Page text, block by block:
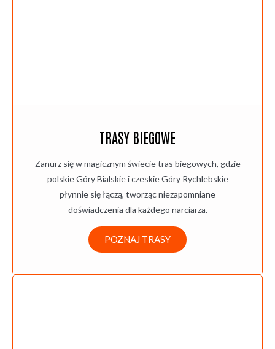
TRASY BIEGOWE
Zanurz się w magicznym świecie tras biegowych, gdzie
polskie Góry Bialskie i czeskie Góry Rychlebskie
płynnie się łączą, tworząc niezapomniane
doświadczenia dla każdego narciarza.
POZNAJ TRASY